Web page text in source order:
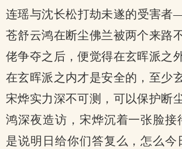
连瑶与沈长松打劫未遂的受害者
苍舒云鸿在断尘佛兰被两个来路
佬争夺之后，便觉得在玄晖派之
在玄晖派之内才是安全的，至少
宋烨实力深不可测，可以保护断
鸿深夜造访，宋烨沉着一张脸接
是说明日给你们答复么，怎么今